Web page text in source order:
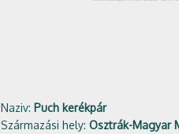
Naziv: Puch kerékpár
Származási hely: Osztrák-Magyar